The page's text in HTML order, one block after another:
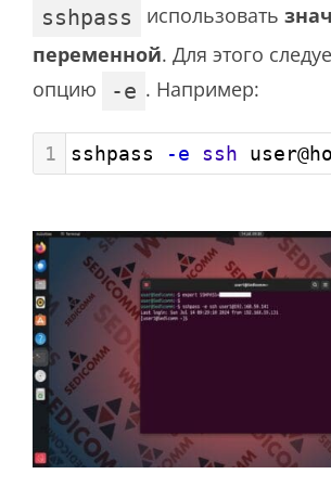
sshpass
использовать
переменной. Для этого
опцию
-e . Например:
1 sshpass -e ssh